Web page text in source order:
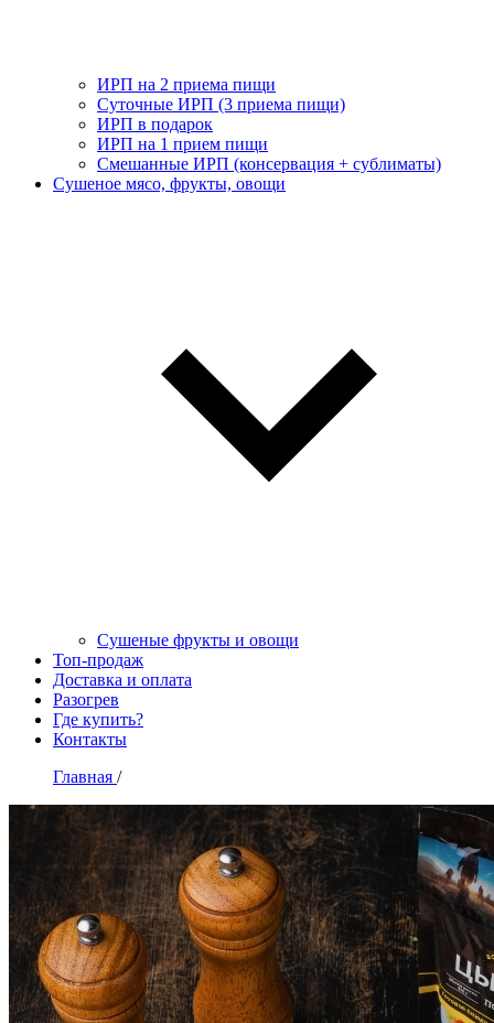
ИРП на 2 приема пищи
Суточные ИРП (3 приема пищи)
ИРП в подарок
ИРП на 1 прием пищи
Смешанные ИРП (консервация + сублиматы)
Сушеное мясо, фрукты, овощи
Сушеные фрукты и овощи
Топ-продаж
Доставка и оплата
Разогрев
Где купить?
Контакты
Главная /